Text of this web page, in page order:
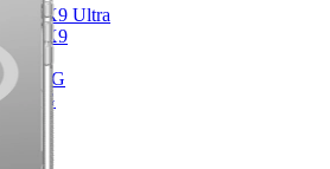
Find X9 Ultra
Find X9
A
A6x 5G
A6 5G